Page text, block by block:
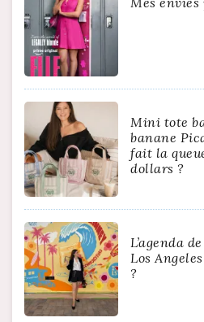
Mini tote
banane
fait la
dollars ?
L’agenda
Los
?